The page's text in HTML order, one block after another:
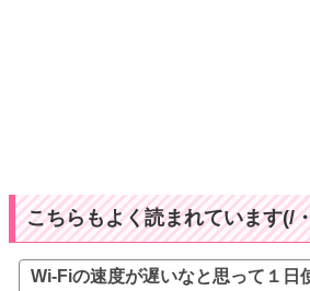
こちらもよく読まれています(/
Wi-Fiの速度が遅いなと思って１日